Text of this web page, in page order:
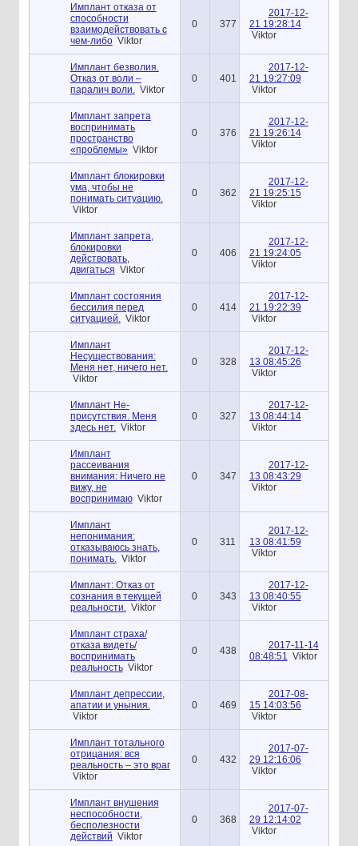
Имплант отказа от
способности
взаимодействовать с
чем-либо Viktor
0 377
2017-12-
21 19:28:14
Viktor
Имплант безволия.
Отказ от воли –
паралич воли.
Viktor
0 401
2017-12-
21 19:27:09
Viktor
Имплант запрета
воспринимать
пространство
«проблемы» Viktor
0 376
2017-12-
21 19:26:14
Viktor
Имплант блокировки
ума, чтобы не
понимать ситуацию.
Viktor
0 362
2017-12-
21 19:25:15
Viktor
Имплант запрета,
блокировки
действовать,
двигаться Viktor
0 406
2017-12-
21 19:24:05
Viktor
Имплант состояния
бессилия перед
ситуацией.
Viktor
0 414
2017-12-
21 19:22:39
Viktor
Имплант
Несуществования:
Меня нет, ничего нет.
Viktor
0 328
2017-12-
13 08:45:26
Viktor
Имплант Не-
присутствия. Меня
здесь нет. Viktor
0 327
2017-12-
13 08:44:14
Viktor
Имплант
рассеивания
внимания: Ничего не
вижу, не
воспринимаю Viktor
0 347
2017-12-
13 08:43:29
Viktor
Имплант
непонимания:
отказываюсь знать,
понимать.
Viktor
0 311
2017-12-
13 08:41:59
Viktor
Имплант: Отказ от
сознания в текущей
реальности.
Viktor
0 343
2017-12-
13 08:40:55
Viktor
Имплант страха/
отказа видеть/
воспринимать
реальность Viktor
0 438
2017-11-14
08:48:51
Viktor
Имплант депрессии,
апатии и уныния.
Viktor
0 469
2017-08-
15 14:03:56
Viktor
Имплант тотального
отрицания: вся
реальность – это враг
Viktor
0 432
2017-07-
29 12:16:06
Viktor
Имплант внушения
неспособности,
бесполезности
действий Viktor
0 368
2017-07-
29 12:14:02
Viktor